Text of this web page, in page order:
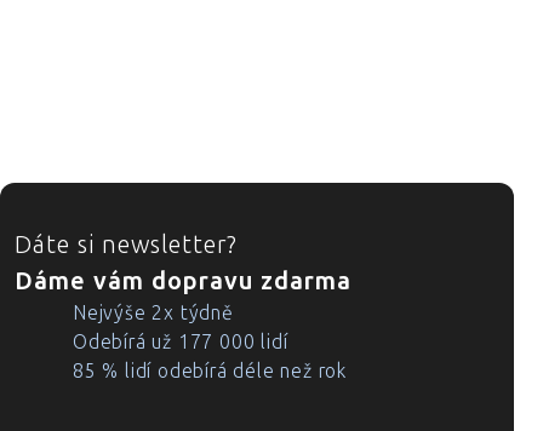
ZÁPATÍ
Dáte si newsletter?
Dáme vám dopravu zdarma
Nejvýše 2x týdně
Odebírá už 177 000 lidí
85 % lidí odebírá déle než rok